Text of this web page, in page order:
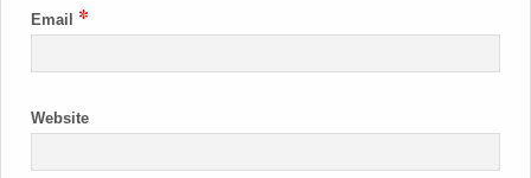
Email *
Website